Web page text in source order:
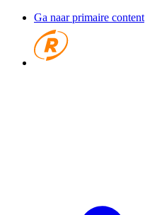
Ga naar primaire content